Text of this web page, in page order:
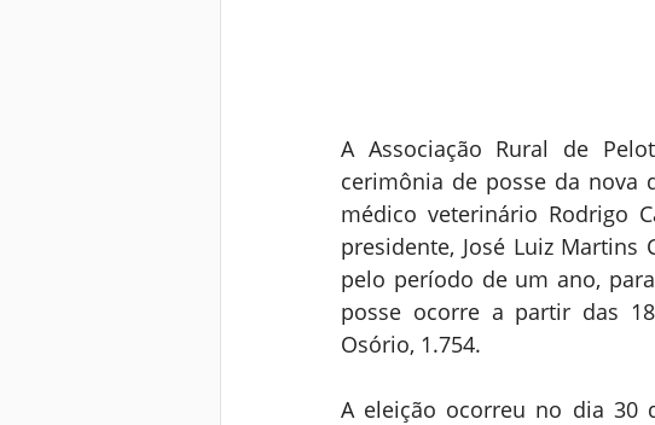
A Associação Rural de
cerimônia de posse da nova
médico veterinário Rodrigo
presidente, José Luiz Martins
pelo período de um ano,
posse ocorre a partir das
Osório, 1.754.
A eleição ocorreu no dia 30